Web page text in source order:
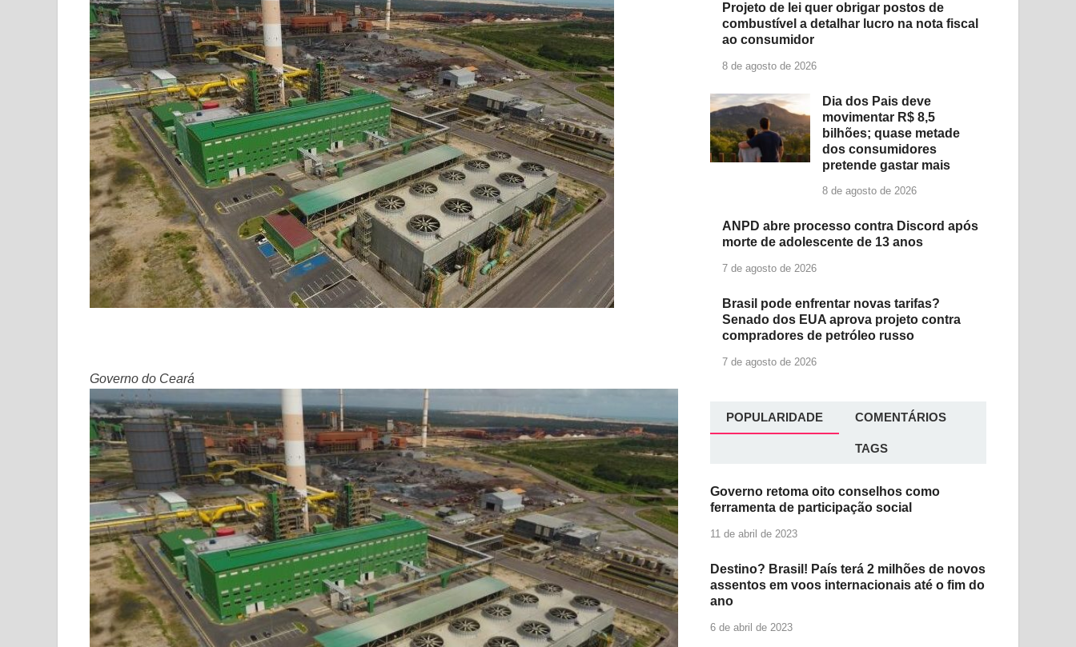
Governo do Ceará
Projeto de lei quer obrigar postos de
combustível a detalhar lucro na nota fiscal
ao consumidor
8 de agosto de 2026
Dia dos Pais deve
movimentar R$ 8,5
bilhões; quase metade
dos consumidores
pretende gastar mais
8 de agosto de 2026
ANPD abre processo contra Discord após
morte de adolescente de 13 anos
7 de agosto de 2026
Brasil pode enfrentar novas tarifas?
Senado dos EUA aprova projeto contra
compradores de petróleo russo
7 de agosto de 2026
POPULARIDADE COMENTÁRIOS
TAGS
Governo retoma oito conselhos como
ferramenta de participação social
11 de abril de 2023
Destino? Brasil! País terá 2 milhões de novos
assentos em voos internacionais até o fim do
ano
6 de abril de 2023